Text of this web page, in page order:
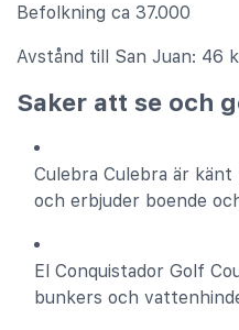
Befolkning ca 37.000
Avstånd till San Juan: 46
Saker att se och
Culebra Culebra är
och erbjuder boende
El Conquistador Golf
bunkers och